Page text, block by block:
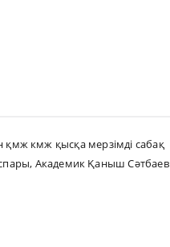
қмж кмж қысқа мерзімді сабақ
, Академик Қаныш Сәтбаев